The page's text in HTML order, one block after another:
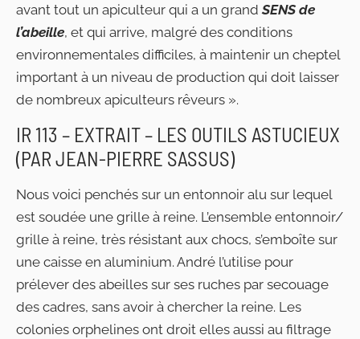
avant tout un apiculteur qui a un grandSENS de
l’abeille, et qui arrive, malgré des conditions
environnementales difficiles, à maintenir un cheptel
important à un niveau de production qui doit laisser
de nombreux apiculteurs rêveurs ».
IR 113 – EXTRAIT – LES OUTILS ASTUCIEUX
(PAR JEAN-PIERRE SASSUS)
Nous voici penchés sur un entonnoir alu sur lequel
est soudée une grille à reine. L’ensemble entonnoir/
grille à reine, très résistant aux chocs, s’emboîte sur
une caisse en aluminium. André l’utilise pour
prélever des abeilles sur ses ruches par secouage
des cadres, sans avoir à chercher la reine. Les
colonies orphelines ont droit elles aussi au filtrage